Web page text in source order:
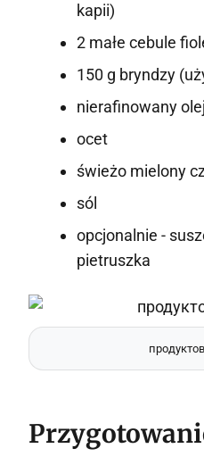
kapii)
2 małe cebule
150 g bryndzy
nierafinowany
ocet
świeżo mielony
sól
opcjonalnie -
pietruszka